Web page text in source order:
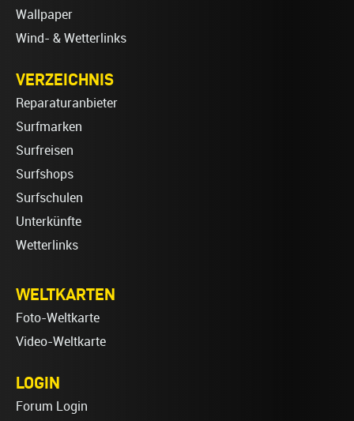
Wallpaper
Wind- & Wetterlinks
VERZEICHNIS
Reparaturanbieter
Surfmarken
Surfreisen
Surfshops
Surfschulen
Unterkünfte
Wetterlinks
WELTKARTEN
Foto-Weltkarte
Video-Weltkarte
LOGIN
Forum Login